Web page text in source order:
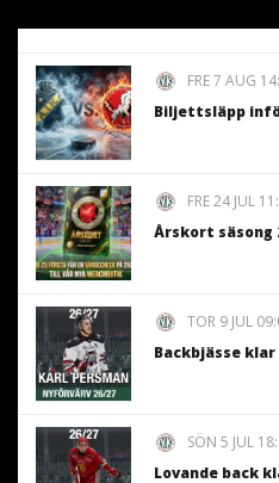
FRE 7 AUG
Biljettsläpp
FRE 24 JUL
Årskort säsong
TOR 9 JUL
Backbjässe
SÖN 5 JUL
Lovande back